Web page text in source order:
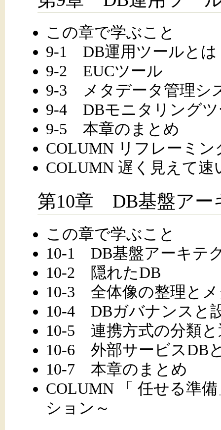
この章で学ぶこと
9-1 DB運用ツールとは
9-2 EUCツール
9-3 メタデータ管理シ
9-4 DBモニタリングツ
9-5 本章のまとめ
COLUMN リフレーミン
COLUMN 遅く見えて
第10章 DB基盤アー
この章で学ぶこと
10-1 DB基盤アーキテ
10-2 隠れたDB
10-3 全体像の整理と
10-4 DBガバナンスと
10-5 連携方式の分類と
10-6 外部サービスDB
10-7 本章のまとめ
COLUMN 「 任せる準
ション～